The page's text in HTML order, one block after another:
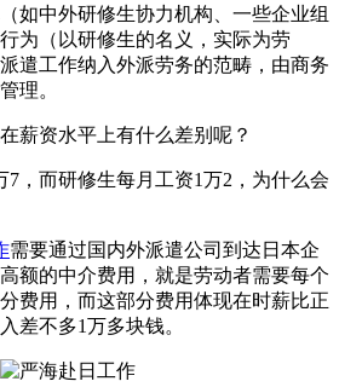
如中外研修生协力机构、一些企业组
为（以研修生的名义，实际为劳
遣工作纳入外派劳务的范畴，由商务
理。
薪资水平上有什么差别呢？
7，而研修生每月工资1万2，为什么会
需要通过国内外派遣公司到达日本企
额的中介费用，就是劳动者需要每个
费用，而这部分费用体现在时薪比正
差不多1万多块钱。